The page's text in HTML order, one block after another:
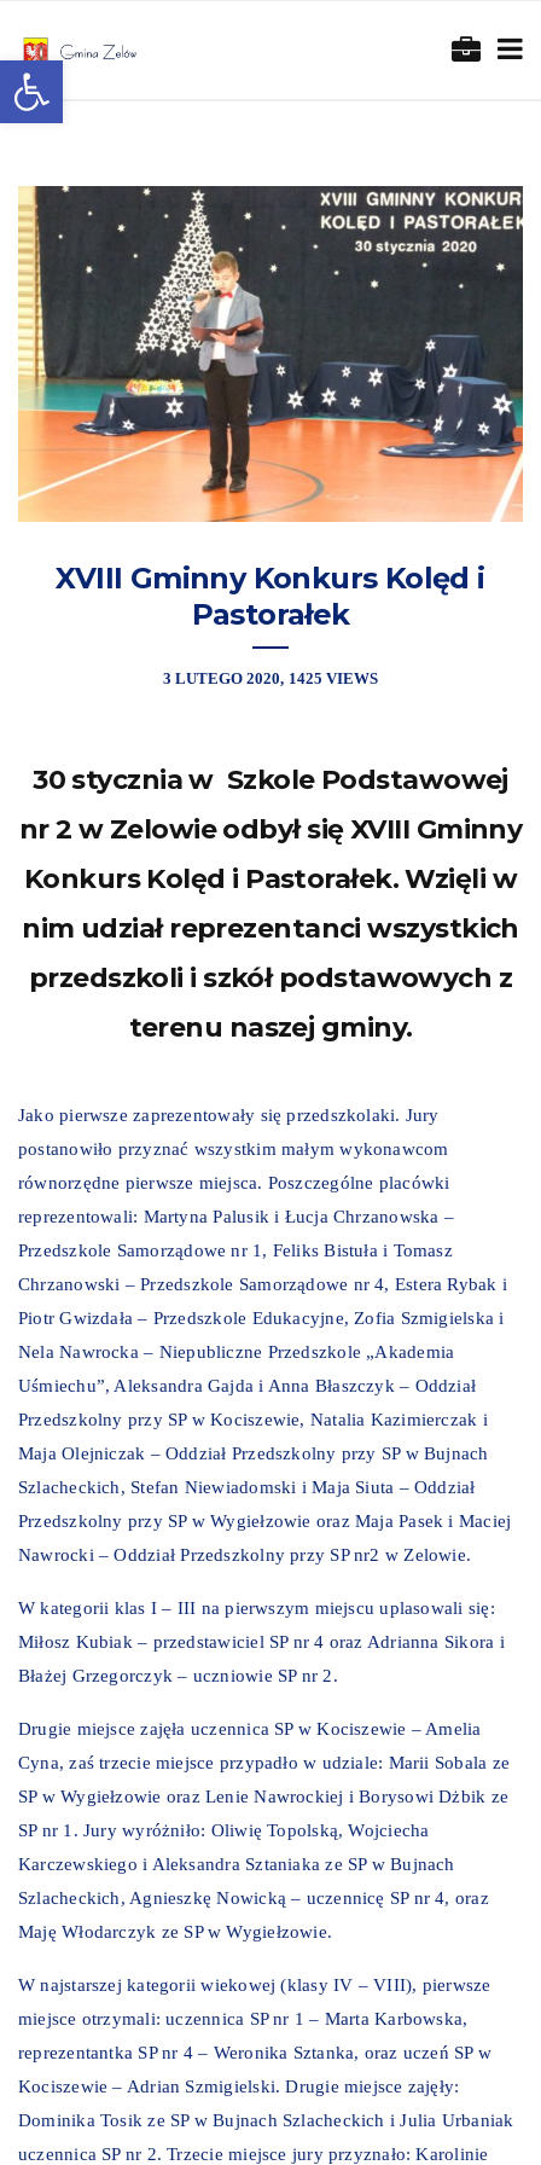
Otwórz pasek narzędzi
XVIII Gminny Konkurs Kolęd i
Pastorałek
3 LUTEGO 2020 1425 VIEWS
30 stycznia w Szkole Podstawowej
nr 2 w Zelowie odbył się XVIII Gminny
Konkurs Kolęd i Pastorałek. Wzięli w
nim udział reprezentanci wszystkich
przedszkoli i szkół podstawowych z
terenu naszej gminy.
Jako pierwsze zaprezentowały się przedszkolaki. Jury
postanowiło przyznać wszystkim małym wykonawcom
równorzędne pierwsze miejsca. Poszczególne placówki
reprezentowali: Martyna Palusik i Łucja Chrzanowska –
Przedszkole Samorządowe nr 1, Feliks Bistuła i Tomasz
Chrzanowski – Przedszkole Samorządowe nr 4, Estera Rybak i
Piotr Gwizdała – Przedszkole Edukacyjne, Zofia Szmigielska i
Nela Nawrocka – Niepubliczne Przedszkole „Akademia
Uśmiechu”, Aleksandra Gajda i Anna Błaszczyk – Oddział
Przedszkolny przy SP w Kociszewie, Natalia Kazimierczak i
Maja Olejniczak – Oddział Przedszkolny przy SP w Bujnach
Szlacheckich, Stefan Niewiadomski i Maja Siuta – Oddział
Przedszkolny przy SP w Wygiełzowie oraz Maja Pasek i Maciej
Nawrocki – Oddział Przedszkolny przy SP nr2 w Zelowie.
W kategorii klas I – III na pierwszym miejscu uplasowali się:
Miłosz Kubiak – przedstawiciel SP nr 4 oraz Adrianna Sikora i
Błażej Grzegorczyk – uczniowie SP nr 2.
Drugie miejsce zajęła uczennica SP w Kociszewie – Amelia
Cyna, zaś trzecie miejsce przypadło w udziale: Marii Sobala ze
SP w Wygiełzowie oraz Lenie Nawrockiej i Borysowi Dżbik ze
SP nr 1. Jury wyróżniło: Oliwię Topolską, Wojciecha
Karczewskiego i Aleksandra Sztaniaka ze SP w Bujnach
Szlacheckich, Agnieszkę Nowicką – uczennicę SP nr 4, oraz
Maję Włodarczyk ze SP w Wygiełzowie.
W najstarszej kategorii wiekowej (klasy IV – VIII), pierwsze
miejsce otrzymali: uczennica SP nr 1 – Marta Karbowska,
reprezentantka SP nr 4 – Weronika Sztanka, oraz uczeń SP w
Kociszewie – Adrian Szmigielski. Drugie miejsce zajęły:
Dominika Tosik ze SP w Bujnach Szlacheckich i Julia Urbaniak
uczennica SP nr 2. Trzecie miejsce jury przyznało: Karolinie